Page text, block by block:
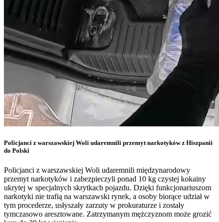
Policjanci z warszawskiej Woli udaremnili przemyt narkotyków z Hiszpanii
do Polski
Policjanci z warszawskiej Woli udaremnili międzynarodowy
przemyt narkotyków i zabezpieczyli ponad 10 kg czystej kokainy
ukrytej w specjalnych skrytkach pojazdu. Dzięki funkcjonariuszom
narkotyki nie trafią na warszawski rynek, a osoby biorące udział w
tym procederze, usłyszały zarzuty w prokuraturze i zostały
tymczasowo aresztowane. Zatrzymanym mężczyznom może grozić